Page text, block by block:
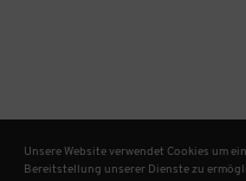
Unsere Website verwendet Cookies um
Bereitstellung unserer Dienste zu